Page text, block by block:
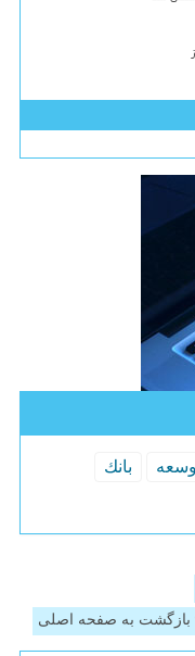
بانك
بازگشت به صفحه اصلی